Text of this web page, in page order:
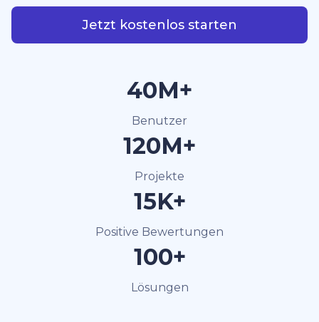
Jetzt kostenlos starten
40M+
Benutzer
120M+
Projekte
15K+
Positive Bewertungen
100+
Lösungen